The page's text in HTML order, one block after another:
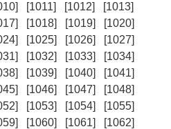
[1011] [1012]
[1013]
[1018] [1019]
[1020]
[1025] [1026]
[1027]
[1032] [1033]
[1034]
[1039] [1040]
[1041]
[1046] [1047]
[1048]
[1053] [1054]
[1055]
[1060] [1061]
[1062]